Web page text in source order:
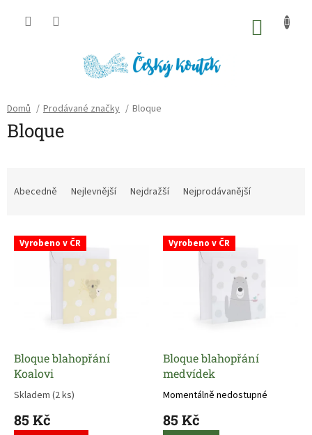
Domů / Prodávané značky / Bloque
Bloque
n
ů
Abecedně Nejlevnější Nejdražší Nejprodávanější
V
ý
d
u
k
ů
Vyrobeno v ČR
Bloque blahopřání
Koalovi
Skladem (2 ks)
85 Kč
Vyrobeno v ČR
Bloque blahopřání
medvídek
Momentálně nedostupné
85 Kč